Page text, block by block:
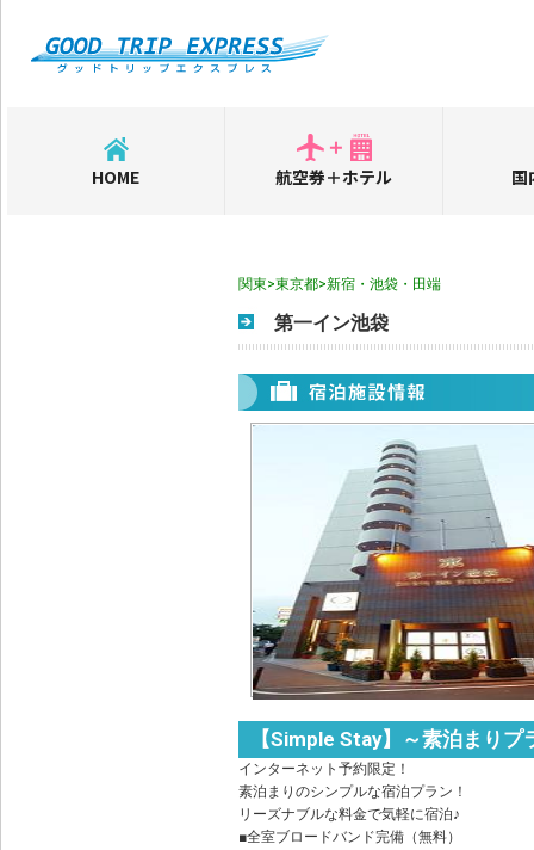
HOME 航空券＋ホテル 国
関東>東京都>新宿・池袋・田端
第一イン池袋
【Simple Stay】～素泊まりプ
インターネット予約限定！
素泊まりのシンプルな宿泊プラン！
リーズナブルな料金で気軽に宿泊♪
■全室ブロードバンド完備（無料）